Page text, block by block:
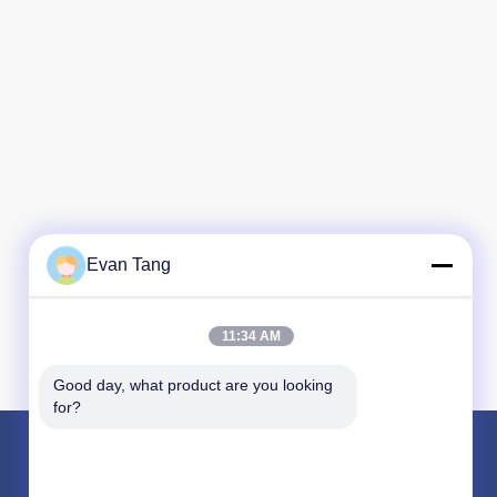
Evan Tang
11:34 AM
Good day, what product are you looking
for?